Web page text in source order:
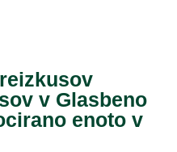
v Glasbeno
enoto v